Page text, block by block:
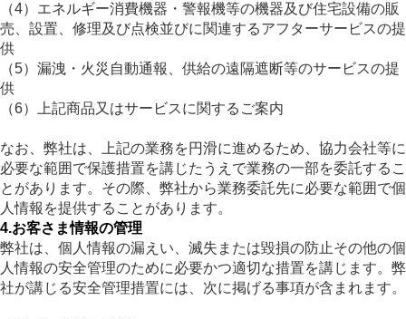
（4）エネルギー消費機器・警報機等の機器及び住宅設備の販
売、設置、修理及び点検並びに関連するアフターサービスの提
供
（5）漏洩・火災自動通報、供給の遠隔遮断等のサービスの提
供
（6）上記商品又はサービスに関するご案内
なお、弊社は、上記の業務を円滑に進めるため、協力会社等に
必要な範囲で保護措置を講じたうえで業務の一部を委託するこ
とがあります。その際、弊社から業務委託先に必要な範囲で個
人情報を提供することがあります。
4.お客さま情報の管理
弊社は、個人情報の漏えい、滅失または毀損の防止その他の個
人情報の安全管理のために必要かつ適切な措置を講じます。弊
社が講じる安全管理措置には、次に掲げる事項が含まれます。